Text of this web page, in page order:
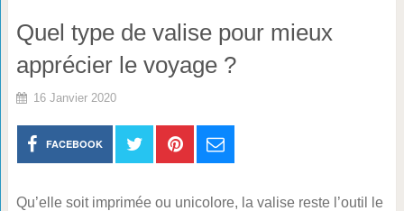
Quel type de valise pour mieux
apprécier le voyage ?
16 Janvier 2020
FACEBOOK
Qu’elle soit imprimée ou unicolore, la valise reste l’outil le